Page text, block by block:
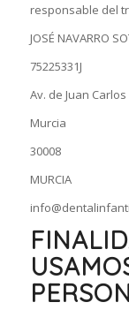
responsable del
JOSÉ NAVARRO
75225331J
Av. de Juan
Murcia
30008
MURCIA